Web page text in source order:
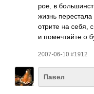
рое, в
жизнь
отрите на себя,
и поме­чтайте о
2007-06-10 #1912
Павел